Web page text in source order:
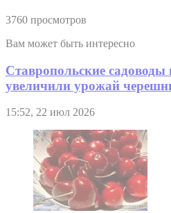
3760 просмотров
Вам может быть интересно
Ставропольские садоводы
увеличили урожай
15:52, 22 июл 2026